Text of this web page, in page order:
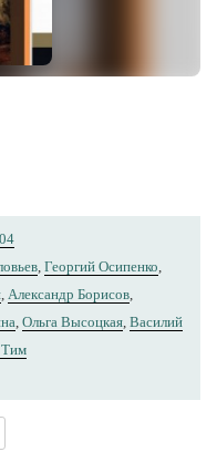
Георгий Осипенко
Александр Борисов
Ольга Высоцкая Василий
Тим